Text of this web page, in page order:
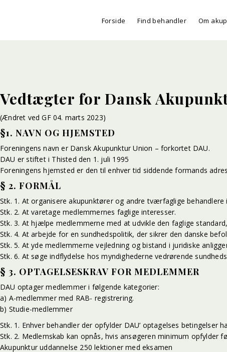
Forside Find behandler Om
Vedtægter for Dansk
(Ændret ved GF 04. marts 2023)
§1. NAVN OG HJEMSTED
Foreningens navn er Dansk Akupunktur Union – forkortet DAU.
DAU er stiftet i Thisted den 1. juli 1995
Foreningens hjemsted er den til enhver tid siddende formands
§ 2. FORMÅL
Stk. 1. At organisere akupunktører og andre tværfaglige
Stk. 2. At varetage medlemmernes faglige interesser.
Stk. 3. At hjælpe medlemmerne med at udvikle den faglige
Stk. 4. At arbejde for en sundhedspolitik, der sikrer den danske
Stk. 5. At yde medlemmerne vejledning og bistand i juridiske
Stk. 6. At søge indflydelse hos myndighederne vedrørende
§ 3. OPTAGELSESKRAV FOR MEDLEMMER
DAU optager medlemmer i følgende kategorier:
a) A-medlemmer med RAB- registrering.
b) Studie-medlemmer
Stk. 1. Enhver behandler der opfylder DAU’ optagelses betingelser
Stk. 2. Medlemskab kan opnås, hvis ansøgeren minimum opfylder
Akupunktur uddannelse 250 lektioner med eksamen